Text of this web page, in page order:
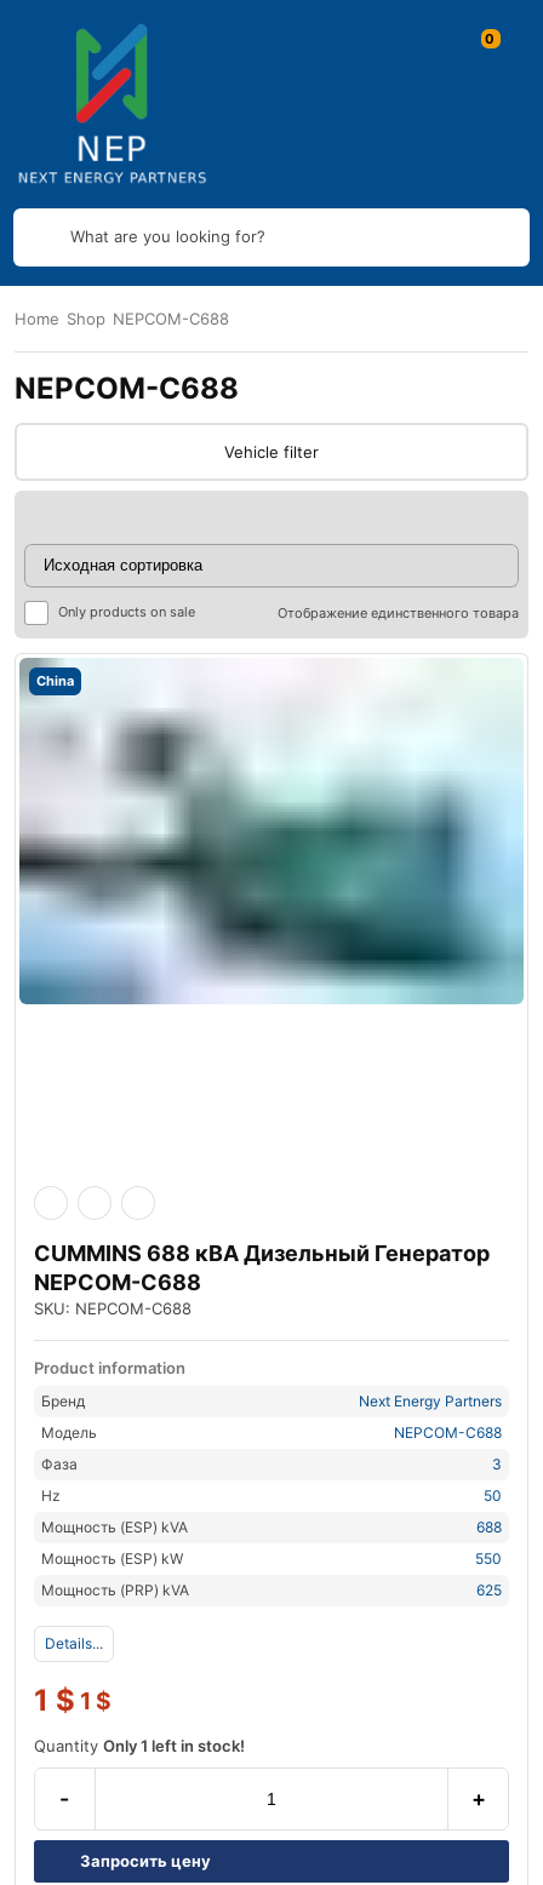
What are you looking for?
Home Shop NEPCOM-C688
NEPCOM-C688
Vehicle filter
Only products on sale Отображение единственного товара
China
CUMMINS 688 кВА Дизельный Генератор
NEPCOM-C688
SKU: NEPCOM-C688
Product information
Бренд
Next Energy Partners
Модель
NEPCOM-C688
Фаза
3
Hz
50
Мощность (ESP) kVA
688
Мощность (ESP) kW
550
Мощность (PRP) kVA
625
Details...
1 $ 1 $
Quantity Only 1 left in stock!
- +
Запросить цену